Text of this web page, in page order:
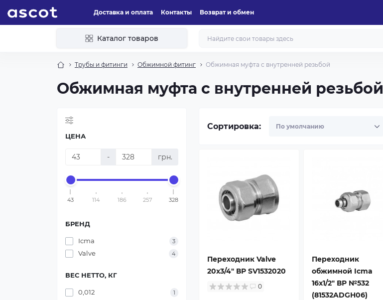
Доставка и оплата Контакты Возврат и обмен
Каталог товаров
Трубы и фитинги Обжимной фитинг Обжимная муфта с внутренней резьбой
Обжимная муфта с внутренней резьбой
ЦЕНА
- грн.
43 114 186 257 328
БРЕНД
Icma 3
Valve 4
ВЕС НЕТТО, КГ
0,012 1
Сортировка:
Переходник Valve
20х3/4" ВР SV1532020
0
Переходник
обжимной Icma
16х1/2" ВР №532
(81532ADGH06)